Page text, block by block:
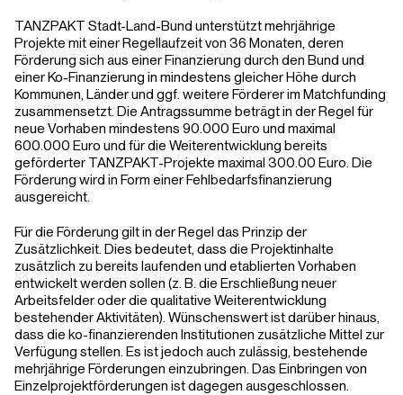
TANZPAKT Stadt-Land-Bund unterstützt mehrjährige
Projekte mit einer Regellaufzeit von 36 Monaten, deren
Förderung sich aus einer Finanzierung durch den Bund und
einer Ko-Finanzierung in mindestens gleicher Höhe durch
Kommunen, Länder und ggf. weitere Förderer im Matchfunding
zusammensetzt. Die Antragssumme beträgt in der Regel für
neue Vorhaben mindestens 90.000 Euro und maximal
600.000 Euro und für die Weiterentwicklung bereits
geförderter TANZPAKT-Projekte maximal 300.00 Euro. Die
Förderung wird in Form einer Fehlbedarfsfinanzierung
ausgereicht.
Für die Förderung gilt in der Regel das Prinzip der
Zusätzlichkeit. Dies bedeutet, dass die Projektinhalte
zusätzlich zu bereits laufenden und etablierten Vorhaben
entwickelt werden sollen (z. B. die Erschließung neuer
Arbeitsfelder oder die qualitative Weiterentwicklung
bestehender Aktivitäten). Wünschenswert ist darüber hinaus,
dass die ko-finanzierenden Institutionen zusätzliche Mittel zur
Verfügung stellen. Es ist jedoch auch zulässig, bestehende
mehrjährige Förderungen einzubringen. Das Einbringen von
Einzelprojektförderungen ist dagegen ausgeschlossen.